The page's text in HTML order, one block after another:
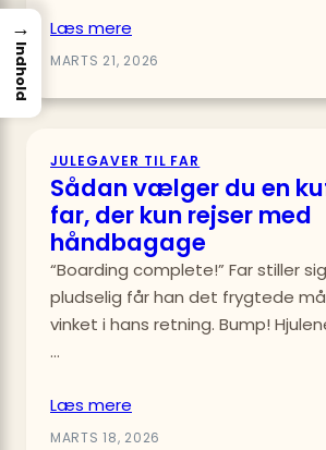
Læs mere
MARTS 21, 2026
JULEGAVER TIL FAR
Sådan vælger du en
far, der kun rejser med
håndbagage
“Boarding complete!” Far stiller
pludselig får han det frygtede
vinket i hans retning. Bump!
…
Læs mere
MARTS 18, 2026
→
Indhold